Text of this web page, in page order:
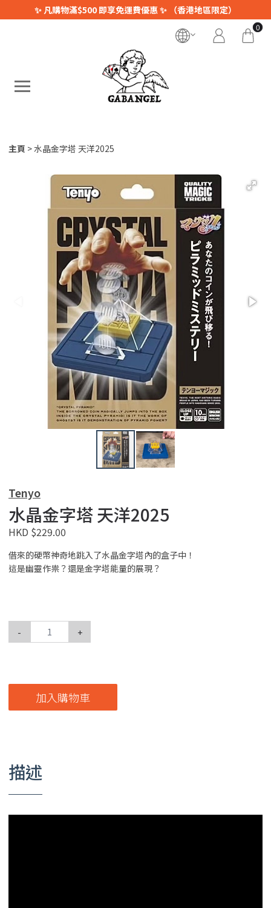
✨ 凡購物滿$500 即享免運費優惠 ✨ （香港地區限定）
0
主頁 水晶金字塔 天洋2025
Tenyo
水晶金字塔 天洋2025
HKD $229.00
借來的硬幣神奇地跳入了水晶金字塔內的盒子中！
這是幽靈作祟？還是金字塔能量的展現？
- +
加入購物車
描述